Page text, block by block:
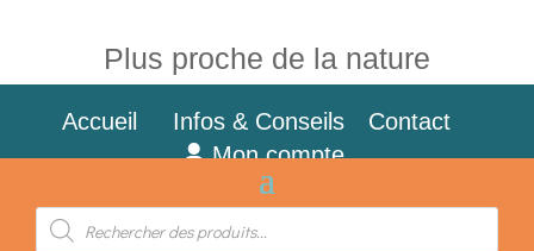
Plus proche de la nature
Accueil Infos & Conseils
Contact
Mon compte
Recherche
produits